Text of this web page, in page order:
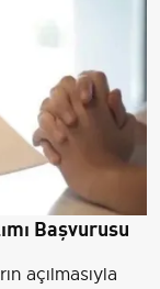
Başvurusu
açılmasıyla